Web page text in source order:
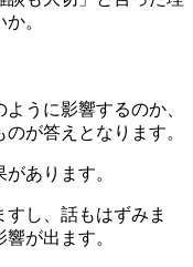
。
うに影響するのか、
が答えとなります。
あります。
し、話もはずみま
が出ます。